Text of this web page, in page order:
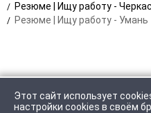
Резюме | Ищу работу -
Резюме | Ищу работу - Умань
Этот сайт использует
настройки cookies в своём